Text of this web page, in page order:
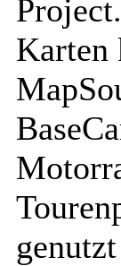
Karten